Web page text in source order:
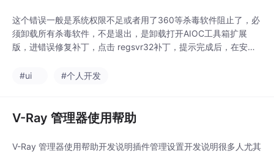
这个错误一般是系统权限不足或者用了360等杀毒软件阻止了，必
须卸载所有杀毒软件，不是退出，是卸载打开AIOC工具箱扩展
版，进错误修复补丁，点击 regsvr32补丁，提示完成后，在安装
#ui
#个人开发
V-Ray 管理器使用帮助
V-Ray 管理器使用帮助开发说明插件管理设置开发说明很多人尤其